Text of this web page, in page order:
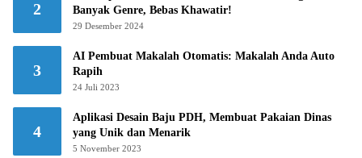
2
Banyak Genre, Bebas Khawatir!
29 Desember 2024
3
AI Pembuat Makalah Otomatis: Makalah Anda Auto
Rapih
24 Juli 2023
4
Aplikasi Desain Baju PDH, Membuat Pakaian Dinas
yang Unik dan Menarik
5 November 2023